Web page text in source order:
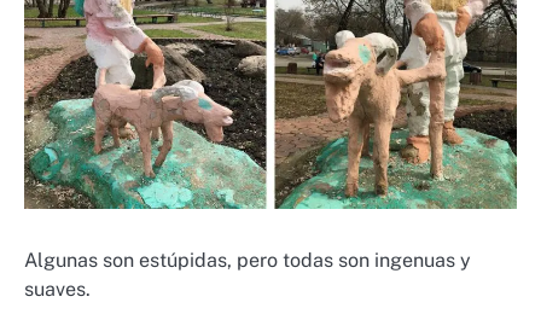
Algunas son estúpidas, pero todas son ingenuas y
suaves.